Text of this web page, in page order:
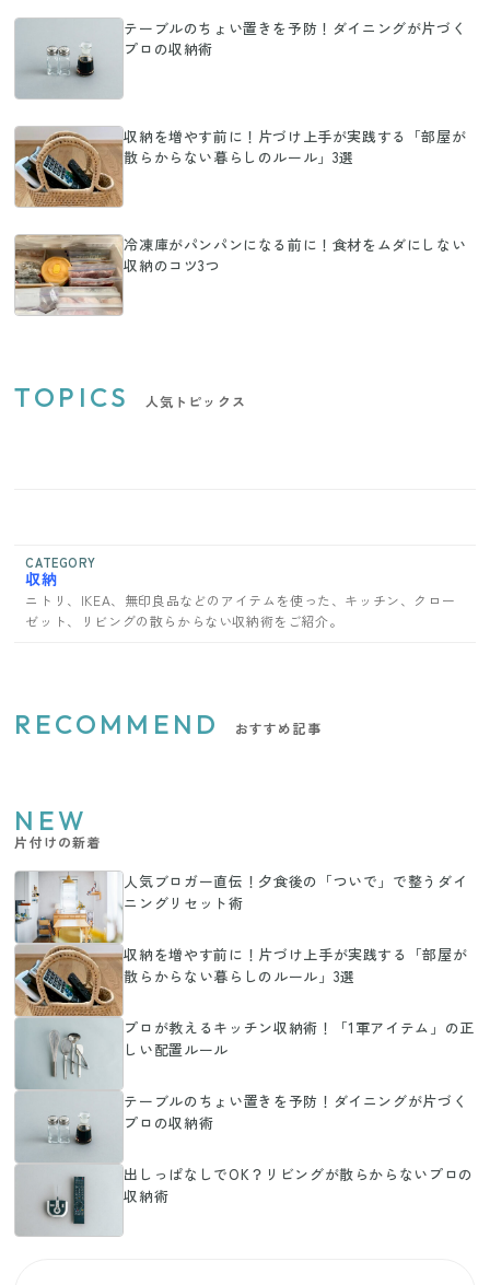
テーブルのちょい置きを予防！ダイニングが片づく
プロの収納術
収納を増やす前に！片づけ上手が実践する「部屋が
散らからない暮らしのルール」3選
冷凍庫がパンパンになる前に！食材をムダにしない
収納のコツ3つ
TOPICS 人気トピックス
CATEGORY
収納
ニトリ、IKEA、無印良品などのアイテムを使った、キッチン、クロー
ゼット、リビングの散らからない収納術をご紹介。
RECOMMEND おすすめ記事
NEW
片付けの新着
人気ブロガー直伝！夕食後の「ついで」で整うダイ
ニングリセット術
収納を増やす前に！片づけ上手が実践する「部屋が
散らからない暮らしのルール」3選
プロが教えるキッチン収納術！「1軍アイテム」の正
しい配置ルール
テーブルのちょい置きを予防！ダイニングが片づく
プロの収納術
出しっぱなしでOK？リビングが散らからないプロの
収納術